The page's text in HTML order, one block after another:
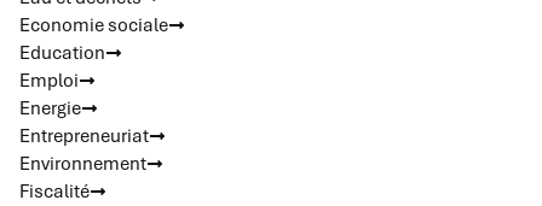
Economie sociale
Education
Emploi
Energie
Entrepreneuriat
Environnement
Fiscalité